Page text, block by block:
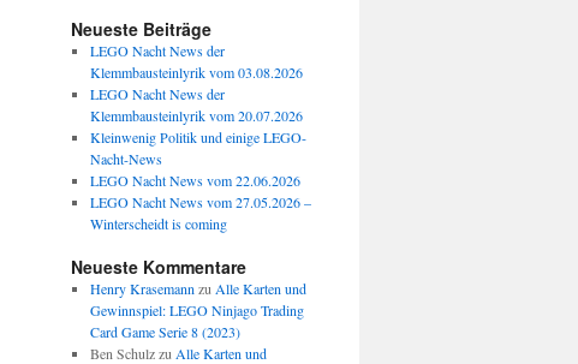
Neueste Beiträge
LEGO Nacht News der
Klemmbausteinlyrik vom 03.08.2026
LEGO Nacht News der
Klemmbausteinlyrik vom 20.07.2026
Kleinwenig Politik und einige LEGO-
Nacht-News
LEGO Nacht News vom 22.06.2026
LEGO Nacht News vom 27.05.2026 –
Winterscheidt is coming
Neueste Kommentare
Henry Krasemann zu Alle Karten und
Gewinnspiel: LEGO Ninjago Trading
Card Game Serie 8 (2023)
Ben Schulzzu Alle Karten und